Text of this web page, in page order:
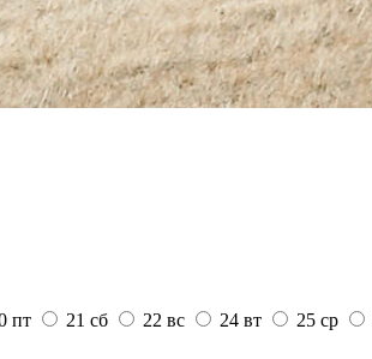
пт 21 сб 22 вс 24 вт 25 ср